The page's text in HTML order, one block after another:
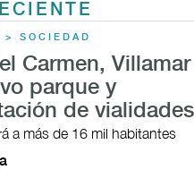
> SOCIEDAD
Carmen, Villamar
parque y
de vialidades
a más de 16 mil habitantes